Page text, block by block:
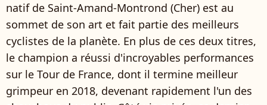
natif de Saint-Amand-Montrond (Cher) est au
sommet de son art et fait partie des meilleurs
cyclistes de la planète. En plus de ces deux titres,
le champion a réussi d'incroyables performances
sur le Tour de France, dont il termine meilleur
grimpeur en 2018, devenant rapidement l'un des